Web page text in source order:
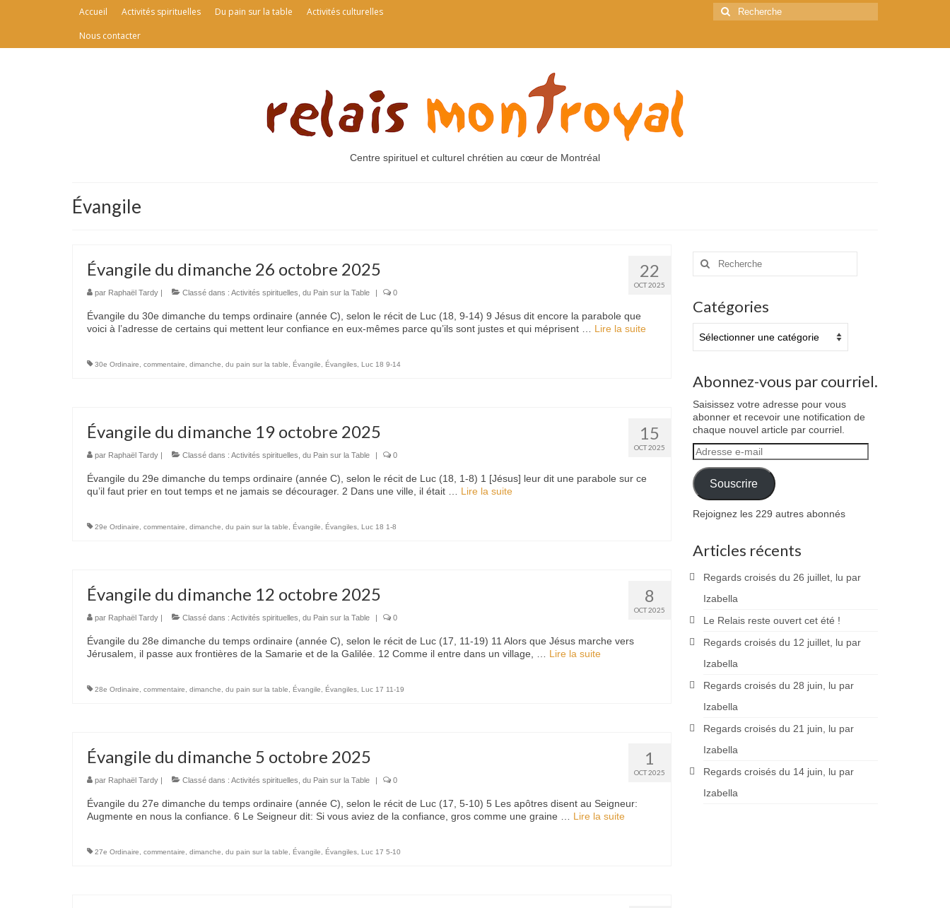
Accueil Activités spirituelles Du pain sur la table
Activités culturelles
Nous contacter
Rechercher
:
Centre spirituel et culturel chrétien au cœur de Montréal
Évangile
22
OCT 2025
Évangile du dimanche 26 octobre 2025
par Raphaël Tardy | Classé dans : Activités spirituelles du Pain sur la Table | 0
Évangile du 30e dimanche du temps ordinaire (année C), selon le récit de Luc (18, 9-14) 9 Jésus dit encore la parabole que
voici à l’adresse de certains qui mettent leur confiance en eux-mêmes parce qu’ils sont justes et qui méprisent … Lire la suite­­
30e Ordinaire commentaire dimanche du pain sur la table Évangile Évangiles Luc 18 9-14
15
OCT 2025
Évangile du dimanche 19 octobre 2025
par Raphaël Tardy | Classé dans : Activités spirituelles du Pain sur la Table | 0
Évangile du 29e dimanche du temps ordinaire (année C), selon le récit de Luc (18, 1-8) 1 [Jésus] leur dit une parabole sur ce
qu’il faut prier en tout temps et ne jamais se décourager. 2 Dans une ville, il était … Lire la suite­­
29e Ordinaire commentaire dimanche du pain sur la table Évangile Évangiles Luc 18 1-8
8
OCT 2025
Évangile du dimanche 12 octobre 2025
par Raphaël Tardy | Classé dans : Activités spirituelles du Pain sur la Table | 0
Évangile du 28e dimanche du temps ordinaire (année C), selon le récit de Luc (17, 11-19) 11 Alors que Jésus marche vers
Jérusalem, il passe aux frontières de la Samarie et de la Galilée. 12 Comme il entre dans un village, … Lire la suite­­
28e Ordinaire commentaire dimanche du pain sur la table Évangile Évangiles Luc 17 11-19
1
OCT 2025
Évangile du dimanche 5 octobre 2025
par Raphaël Tardy | Classé dans : Activités spirituelles du Pain sur la Table | 0
Évangile du 27e dimanche du temps ordinaire (année C), selon le récit de Luc (17, 5-10) 5 Les apôtres disent au Seigneur:
Augmente en nous la confiance. 6 Le Seigneur dit: Si vous aviez de la confiance, gros comme une graine … Lire la suite­­
27e Ordinaire commentaire dimanche du pain sur la table Évangile Évangiles Luc 17 5-10
Rechercher
Catégories
Abonnez-vous par courriel.
Saisissez votre adresse pour vous
abonner et recevoir une notification de
chaque nouvel article par courriel.
Adresse
e-
mail
Souscrire
Rejoignez les 229 autres abonnés
Articles récents
Regards croisés du 26 juillet, lu par
Izabella
Le Relais reste ouvert cet été !
Regards croisés du 12 juillet, lu par
Izabella
Regards croisés du 28 juin, lu par
Izabella
Regards croisés du 21 juin, lu par
Izabella
Regards croisés du 14 juin, lu par
Izabella